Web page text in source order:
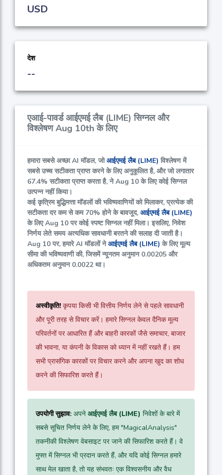
USD
देश
--
एआई-पावर्ड आईएमई लैब (LIME) सिग्नल और
विश्लेषण Aug 10th के लिए
हमारा सबसे अच्छा AI मॉडल, जोआईएमई लैब (LIME) विश्लेषण में
सबसे उच्च सटीकता प्राप्त करने के लिए अनुकूलित है, और जो लगातार
67.4% सटीकता प्राप्त करता है, ने Aug 10 के लिए कोई सिग्नल
उत्पन्न नहीं किया।
कई कृत्रिम बुद्धिमत्ता मॉडलों की भविष्यवाणियों को मिलाकर, प्रत्येक की
सटीकता दर कम से कम 70% होने के बावजूद, आईएमई लैब (LIME)
के लिए Aug 10 पर कोई स्पष्ट सिग्नल नहीं मिला। इसलिए, निवेश
निर्णय लेते समय अत्यधिक सावधानी बरतने की सलाह दी जाती है।
Aug 10 पर, हमारे AI मॉडलों नेआईएमई लैब (LIME) के लिए मूल्य
सीमा की भविष्यवाणी की, जिसमें न्यूनतम अनुमान 0.00205 और
अधिकतम अनुमान 0.0022था।
अस्वीकृति! कृपया किसी भी वित्तीय निर्णय लेने से पहले सावधानी
और पूरी तरह से विचार करें। हमारे सिग्नल केवल दैनिक मूल्य
परिवर्तनों पर आधारित हैं और बाहरी कारकों जैसे समाचार, बाजार
की भावना, या कंपनी के विकास को ध्यान में नहीं रखते हैं। हम
सभी प्रासंगिक कारकों पर विचार करने और अपना खुद का शोध
करने की सिफारिश करते हैं।
उपयोगी सुझाव: अपने आईएमई लैब (LIME) निवेशों के बारे में
सबसे सूचित निर्णय लेने के लिए, हम "MagicalAnalysis"
तकनीकी विश्लेषण वेबसाइट पर जाने की सिफारिश करते हैं। वे
मुफ्त में सिग्नल भी प्रदान करते हैं, और यदि कोई सिग्नल हमारे
साथ मेल खाता है, तो यह संभवतः एक विश्वसनीय और वैध